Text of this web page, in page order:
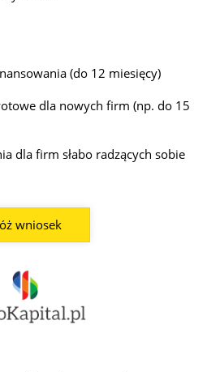
(do 12 miesięcy)
dla nowych firm (np. do 15
dla firm słabo radzących sobie
wniosek